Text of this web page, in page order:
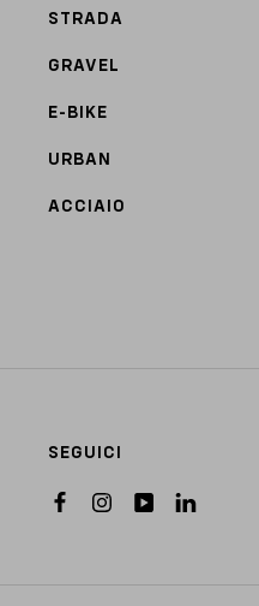
STRADA
GRAVEL
E-BIKE
URBAN
ACCIAIO
SEGUICI